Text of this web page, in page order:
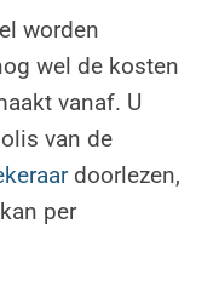
worden
wel de kosten
vanaf. U
van de
doorlezen,
per